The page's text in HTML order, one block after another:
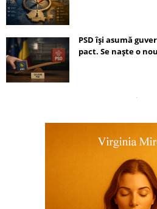
PSD își asumă
pact. Se naște o